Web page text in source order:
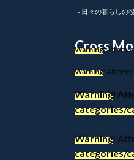
Cross
～日々の暮らしの
Warning:
Warning:
Warning:
Warning:
categories/
Warning:
categories/